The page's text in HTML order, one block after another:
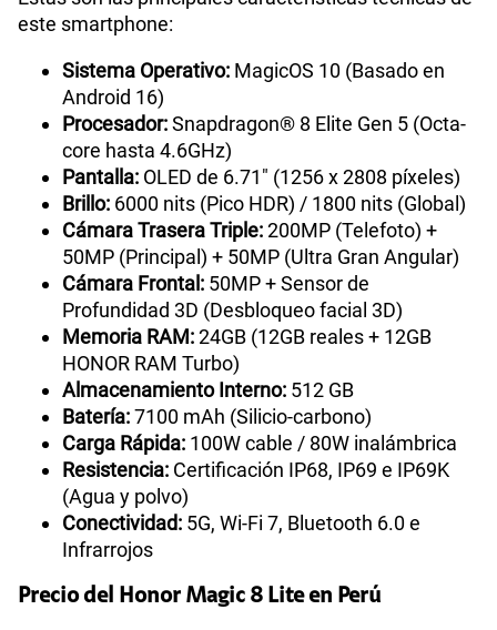
este smartphone:
Sistema Operativo: MagicOS 10 (Basado en
Android 16)
Procesador:Snapdragon® 8 Elite Gen 5 (Octa-
core hasta 4.6GHz)
Pantalla: OLED de 6.71" (1256 x 2808 píxeles)
Brillo: 6000 nits (Pico HDR) / 1800 nits (Global)
Cámara Trasera Triple:200MP (Telefoto) +
50MP (Principal) + 50MP (Ultra Gran Angular)
Cámara Frontal: 50MP + Sensor de
Profundidad 3D (Desbloqueo facial 3D)
Memoria RAM:24GB (12GB reales + 12GB
HONOR RAM Turbo)
Almacenamiento Interno: 512 GB
Batería:7100 mAh (Silicio-carbono)
Carga Rápida: 100W cable / 80W inalámbrica
Resistencia: Certificación IP68, IP69 e IP69K
(Agua y polvo)
Conectividad: 5G, Wi-Fi 7, Bluetooth 6.0 e
Infrarrojos
Precio del Honor Magic 8 Lite en Perú